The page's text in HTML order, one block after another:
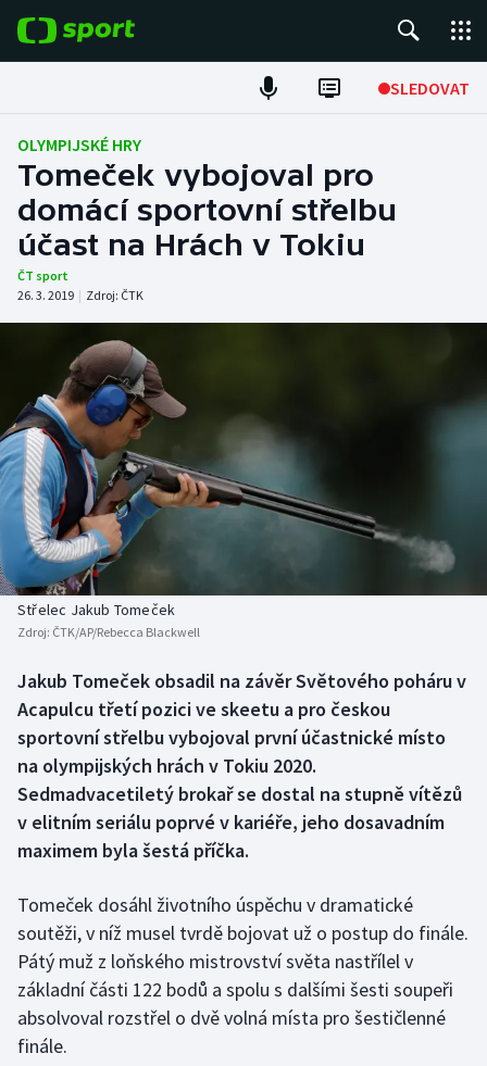
SLEDOVAT
Fotbal
Hokej
Tenis
Atletika
Cyklistika
DALŠÍ SPORTY
Americký fotbal
Baseball a softbal
Basketbal
Biatlon
Box
Curling
Dostihy
Futsal
Golf
Gymnastika
NEPŘEHLÉDNĚTE
Soutěže
Historické návraty
Aplikace ČT sport
OLYMPIJSKÉ HRY
Tomeček vybojoval pro
domácí sportovní střelbu
účast na Hrách v Tokiu
ČT sport
26. 3. 2019 | Zdroj: ČTK
Střelec Jakub Tomeček
Zdroj: ČTK/AP/Rebecca Blackwell
Jakub Tomeček obsadil na závěr Světového poháru v
Acapulcu třetí pozici ve skeetu a pro českou
sportovní střelbu vybojoval první účastnické místo
na olympijských hrách v Tokiu 2020.
Sedmadvacetiletý brokař se dostal na stupně vítězů
v elitním seriálu poprvé v kariéře, jeho dosavadním
maximem byla šestá příčka.
Tomeček dosáhl životního úspěchu v dramatické
soutěži, v níž musel tvrdě bojovat už o postup do finále.
Pátý muž z loňského mistrovství světa nastřílel v
základní části 122 bodů a spolu s dalšími šesti soupeři
absolvoval rozstřel o dvě volná místa pro šestičlenné
finále.